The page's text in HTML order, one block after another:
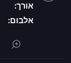
אורך:
אלבום: